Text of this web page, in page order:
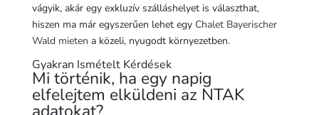
vágyik, akár egy exkluzív szálláshelyet is választhat,
hiszen ma már egyszerűen lehet egy Chalet Bayerischer
Wald mieten a közeli, nyugodt környezetben.
Gyakran Ismételt Kérdések
Mi történik, ha egy napig
elfelejtem elküldeni az NTAK